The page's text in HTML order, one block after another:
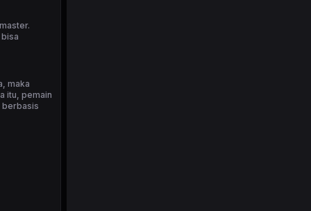
maka
itu, pemain
berbasis